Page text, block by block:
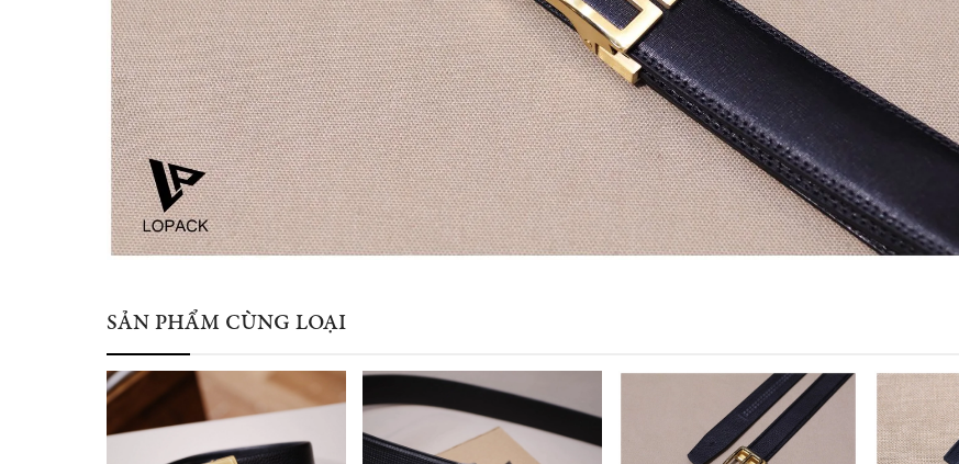
SẢN PHẨM CÙNG LOẠI